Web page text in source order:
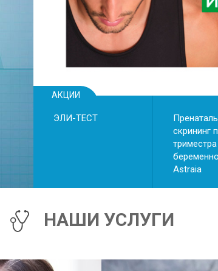
• риск
• риск преэклампсии
• хромосомные
АКЦИИ
ЭЛИ-ТЕСТ
скрининг
триместра
Astraiа
НАШИ УСЛУГИ